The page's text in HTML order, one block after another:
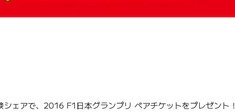
ェアで、2016 F1日本グランプリ ペアチケットをプレゼント！